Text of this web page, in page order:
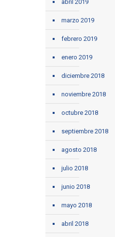
abril 2019
marzo 2019
febrero 2019
enero 2019
diciembre 2018
noviembre 2018
octubre 2018
septiembre 2018
agosto 2018
julio 2018
junio 2018
mayo 2018
abril 2018